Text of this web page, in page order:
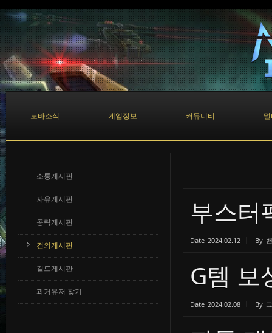
노바소식 게임정보 커뮤니티
소통게시판
자유게시판
공략게시판
건의게시판
길드게시판
과거유저 찾기
부스터
Date 2024.02.12 By
G템 보
Date 2024.02.08 By
Sketchbook5, 스케치북5
Sketchbook5, 스케치북5